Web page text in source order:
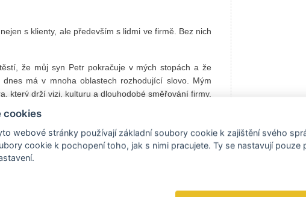
s klienty, ale především s lidmi ve firmě. Bez nich
že můj syn Petr pokračuje v mých stopách a že
má v mnoha oblastech rozhodující slovo. Mým
který drží vizi, kulturu a dlouhodobé směřování firmy.
tomu, aby mohli růst jiní. V tom vidím skutečné
značky JAP FUTURE.
cookies
webové stránky používají základní soubory cookie k zajištění svého
cookie k pochopení toho, jak s nimi pracujete. Ty se nastavují pouze